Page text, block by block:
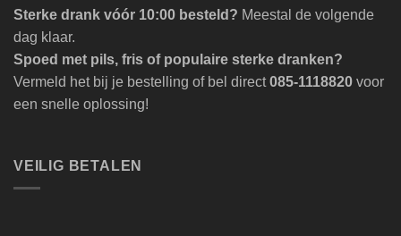
Sterke drank vóór 10:00 besteld? Meestal de volgende
dag klaar.
Spoed met pils, fris of populaire sterke dranken?
Vermeld het bij je bestelling of bel direct085-1118820 voor
een snelle oplossing!
VEILIG BETALEN